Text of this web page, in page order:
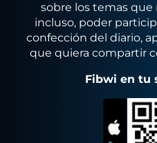
sobre los temas que
incluso, poder
confección del diario,
que quiera compartir
Fibwi en tu